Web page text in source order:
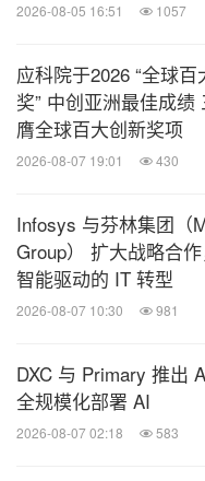
2026-08-05 16:51 1057
应科院于2026 “全球
奖” 中创亚洲最佳成绩
膺全球百大创新奖项
2026-08-07 19:01 430
Infosys 与芬林集团（
Group） 扩大战略合
智能驱动的 IT 转型
2026-08-07 10:30 981
DXC 与 Primary 推出
全规模化部署 AI
2026-08-07 02:18 583